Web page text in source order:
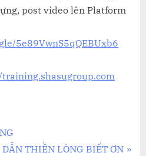
post video lên Platform
5e89VwnS5qQEBUxb6
THIỀN LÒNG BIẾT ƠN